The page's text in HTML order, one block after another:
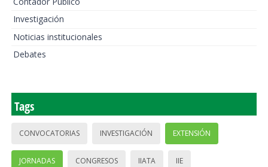
Investigación
Noticias institucionales
Debates
Tags
CONVOCATORIAS INVESTIGACIÓN EXTENSIÓN
JORNADAS CONGRESOS IIATA IIE